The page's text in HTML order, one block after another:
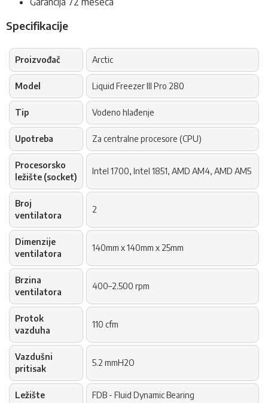
Specifikacije
Proizvođač Arctic
Model Liquid Freezer III Pro 280
Tip Vodeno hlađenje
Upotreba Za centralne procesore (CPU)
Procesorsko
ležište (socket)
Intel 1700, Intel 1851, AMD AM4, AMD AM5
Broj
ventilatora
2
Dimenzije
ventilatora
140mm x 140mm x 25mm
Brzina
ventilatora
400–2.500 rpm
Protok
vazduha
110 cfm
Vazdušni
pritisak
5.2 mmH2O
Ležište FDB - Fluid Dynamic Bearing